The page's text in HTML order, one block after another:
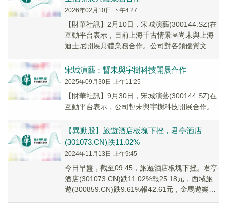
2026年02月10日 下午4:27
【財華社訊】2月10日，宋城演藝(300144.SZ)在
互動平台表示，目前上海千古情景區尚未與上海
迪士尼開展具體業務合作。公司對各類優質文旅
宋城演藝：暫未與宇樹科技開展合作
2025年09月30日 上午11:25
【財華社訊】9月30日，宋城演藝(300144.SZ)在
互動平台表示，公司暫未與宇樹科技開展合作。
【異動股】旅遊酒店板塊下挫，君亭酒店
(301073.CN)跌11.02%
2024年11月13日 上午9:45
今日早盤，截至09:45，旅遊酒店板塊下挫。君亭
酒店(301073.CN)跌11.02%報25.18元，西域旅
遊(300859.CN)跌9.61%報42.61元，金馬遊樂